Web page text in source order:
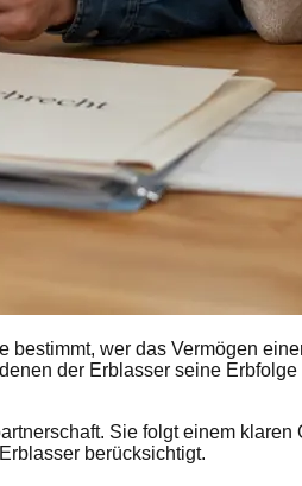
wer das Vermögen
der Erblasser seine
Sie folgt einem
berücksichtigt.